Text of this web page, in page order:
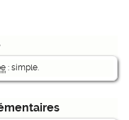
: simple.